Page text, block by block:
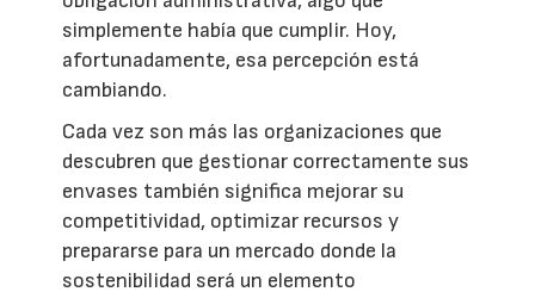
simplemente había que cumplir. Hoy,
afortunadamente, esa percepción está
cambiando.
Cada vez son más las organizaciones que
descubren que gestionar correctamente sus
envases también significa mejorar su
competitividad, optimizar recursos y
prepararse para un mercado donde la
sostenibilidad será un elemento